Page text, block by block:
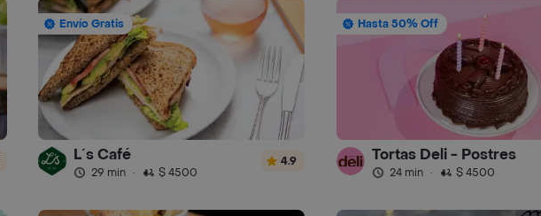
Envío Gratis
L´s Café
29 min · $ 4500
4.9
Hasta 50% Off
Tortas Deli - Postres
24 min · $ 4500